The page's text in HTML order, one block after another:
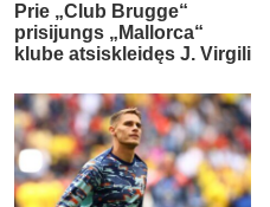
Prie „Club Brugge“
prisijungs „Mallorca“
klube atsiskleidęs J. Virgili